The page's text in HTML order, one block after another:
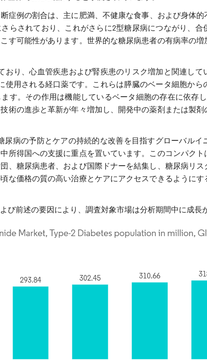
症例の割合は、主に肥満、不健康な食事、および身体
らされており、これがさらに2型糖尿病につながり、
す可能性があります。世界的な糖尿病患者の有病率の
おり、心血管疾患および腎疾患のリスク増加と関連し
使用される経口薬です。これらは膵臓のベータ細胞か
す。その作用は機能しているベータ細胞の存在に依存
術の進歩と革新が年々増加し、開発中の薬剤または製
尿病の予防とケアの持続的な改善を目指すグローバル
所得国への支援に重点を置いています。このコンパクト
、糖尿病患者、および国際ドナーを結集し、糖尿病リ
な価格の質の高い治療とケアにアクセスできるように
び前述の要因により、調査対象市場は分析期間中に成長